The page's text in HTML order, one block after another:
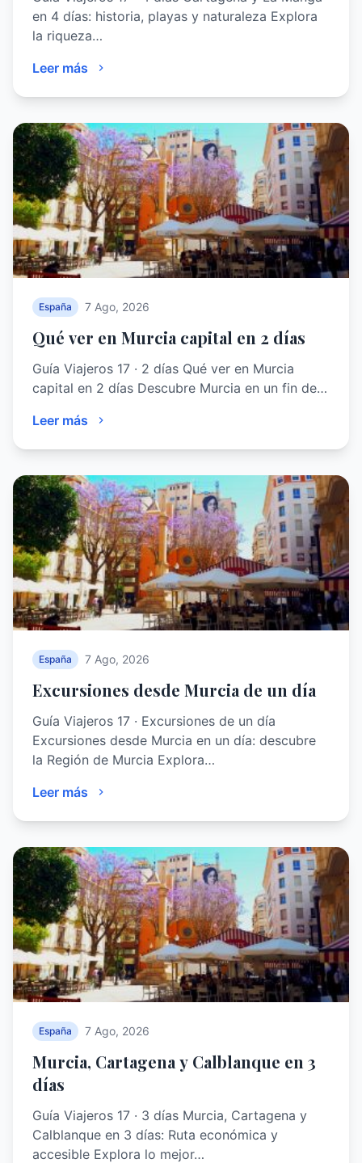
en 4 días: historia, playas y naturaleza Explora
la riqueza…
Leer más
España 7 Ago, 2026
Qué ver en Murcia capital en 2 días
Guía Viajeros 17 · 2 días Qué ver en Murcia
capital en 2 días Descubre Murcia en un fin de…
Leer más
España 7 Ago, 2026
Excursiones desde Murcia de un día
Guía Viajeros 17 · Excursiones de un día
Excursiones desde Murcia en un día: descubre
la Región de Murcia Explora…
Leer más
España 7 Ago, 2026
Murcia, Cartagena y Calblanque en 3
días
Guía Viajeros 17 · 3 días Murcia, Cartagena y
Calblanque en 3 días: Ruta económica y
accesible Explora lo mejor…